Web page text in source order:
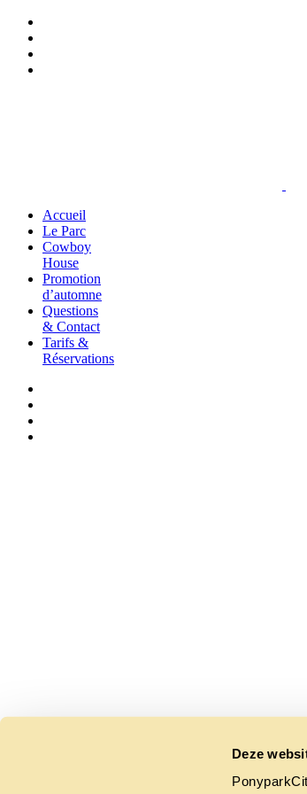
Deze
Accueil
Le Parc
Cowboy
House
Promotion
d’automne
Questions
& Contact
Tarifs &
Réservations